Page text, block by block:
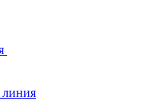
линия